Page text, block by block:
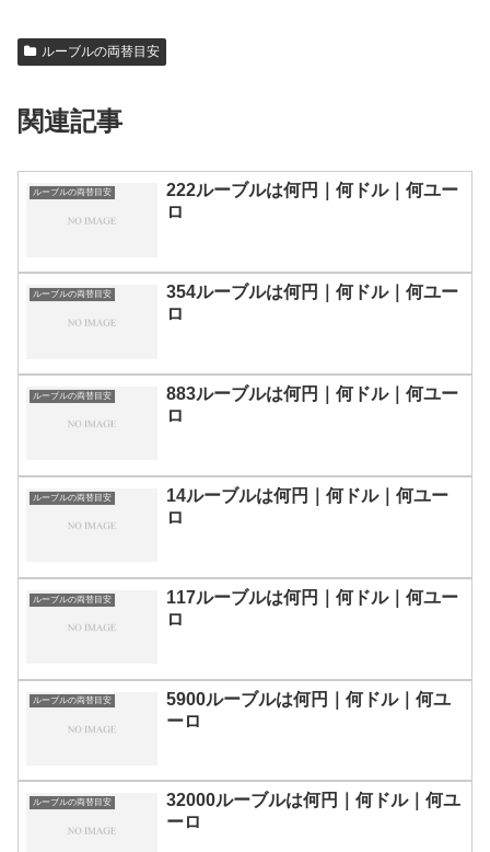
ルーブルの両替目安
関連記事
ルーブルの両替目安
222ルーブルは何円｜何ドル｜何ユー
ロ
ルーブルの両替目安
354ルーブルは何円｜何ドル｜何ユー
ロ
ルーブルの両替目安
883ルーブルは何円｜何ドル｜何ユー
ロ
ルーブルの両替目安
14ルーブルは何円｜何ドル｜何ユー
ロ
ルーブルの両替目安
117ルーブルは何円｜何ドル｜何ユー
ロ
ルーブルの両替目安
5900ルーブルは何円｜何ドル｜何ユ
ーロ
ルーブルの両替目安
32000ルーブルは何円｜何ドル｜何ユ
ーロ